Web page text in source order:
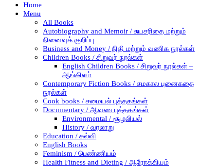
Home
Menu
All Books
Autobiography and Memoir / சுயசரிதை மற்றும்
நினைவுக் குறிப்பு
Business and Money / நிதி மற்றும் வணிக நூல்கள்
Children Books / சிறுவர் நூல்கள்
English Children Books / சிறுவர் நூல்கள் –
ஆங்கிலம்
Contemporary Fiction Books / சமகால புனைகதை
நூல்கள்
Cook books / சமையல் புத்தகங்கள்
Documentary / ஆவண புத்தகங்கள்
Environmental / சூழலியல்
History / வரலாறு
Education / கல்வி
English Books
Feminism / பெண்ணியம்
Health Fitness and Dieting / ஆரோக்கியம்